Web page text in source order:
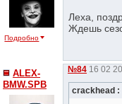
Подробно
Леха,
Ждешь
ALEX-
BMW.SPB
№84 16 02
crackhead :